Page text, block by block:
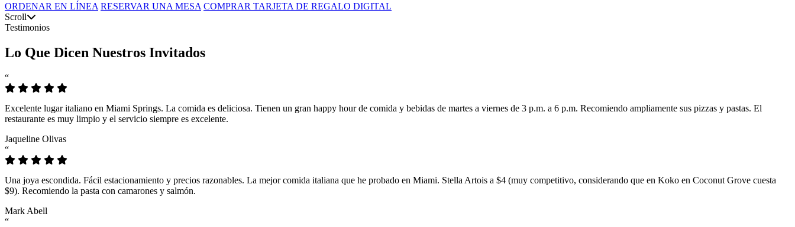
ORDENAR EN LÍNEA RESERVAR UNA MESA COMPRAR TARJETA DE REGALO DIGITAL
Scroll
Testimonios
Lo Que Dicen Nuestros Invitados
“
Excelente lugar italiano en Miami Springs. La comida es deliciosa. Tienen un gran happy hour de comida y bebidas de martes a viernes de 3 p.m. a 6 p.m. Recomiendo ampliamente sus pizzas y pastas. El
restaurante es muy limpio y el servicio siempre es excelente.
Jaqueline Olivas
“
Una joya escondida. Fácil estacionamiento y precios razonables. La mejor comida italiana que he probado en Miami. Stella Artois a $4 (muy competitivo, considerando que en Koko en Coconut Grove cuesta
$9). Recomiendo la pasta con camarones y salmón.
Mark Abell
“